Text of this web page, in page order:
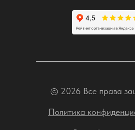
© 2026 Все права
Политика